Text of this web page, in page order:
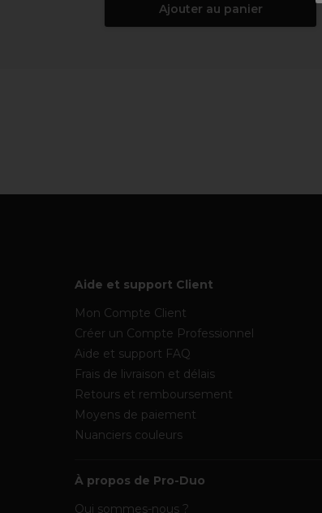
Ajouter au panier
Aide et support Client
Mon Compte Client
Créer un Compte Professionnel
Aide et support FAQ
Frais de livraison et délais
Retours et remboursement
Moyens de paiement
Nuanciers couleurs
À propos de Pro-Duo
Qui sommes-nous ?